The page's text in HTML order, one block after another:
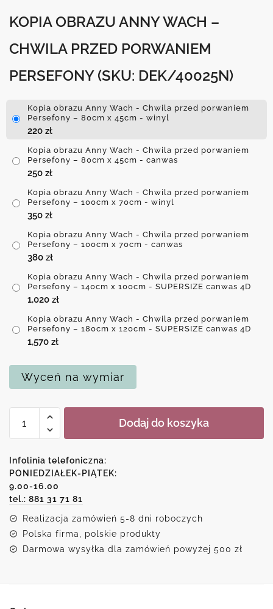
KOPIA OBRAZU ANNY WACH –
CHWILA PRZED PORWANIEM
PERSEFONY (SKU: DEK/40025N)
Kopia obrazu Anny Wach - Chwila przed porwaniem
Persefony – 80cm x 45cm - winyl
220 zł
Kopia obrazu Anny Wach - Chwila przed porwaniem
Persefony – 80cm x 45cm - canwas
250 zł
Kopia obrazu Anny Wach - Chwila przed porwaniem
Persefony – 100cm x 70cm - winyl
350 zł
Kopia obrazu Anny Wach - Chwila przed porwaniem
Persefony – 100cm x 70cm - canwas
380 zł
Kopia obrazu Anny Wach - Chwila przed porwaniem
Persefony – 140cm x 100cm - SUPERSIZE canwas 4D
1,020 zł
Kopia obrazu Anny Wach - Chwila przed porwaniem
Persefony – 180cm x 120cm - SUPERSIZE canwas 4D
1,570 zł
Wyceń na wymiar
Kopia
Anny
Wach
-
Chwila
przed
porwaniem
Persefony
Dodaj do koszyka
Infolinia telefoniczna:
PONIEDZIAŁEK-PIĄTEK:
9.00-16.00
tel.: 881 31 71 81
Realizacja zamówień 5-8 dni roboczych
Polska firma, polskie produkty
Darmowa wysyłka dla zamówień powyżej 500 zł